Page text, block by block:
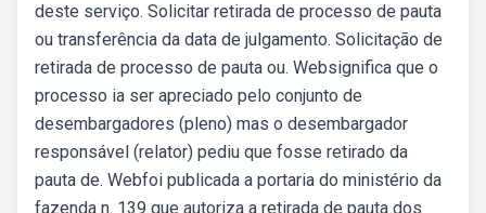
deste serviço. Solicitar retirada de processo de pauta
ou transferência da data de julgamento. Solicitação de
retirada de processo de pauta ou. Websignifica que o
processo ia ser apreciado pelo conjunto de
desembargadores (pleno) mas o desembargador
responsável (relator) pediu que fosse retirado da
pauta de. Webfoi publicada a portaria do ministério da
fazenda n. 139 que autoriza a retirada de pauta dos